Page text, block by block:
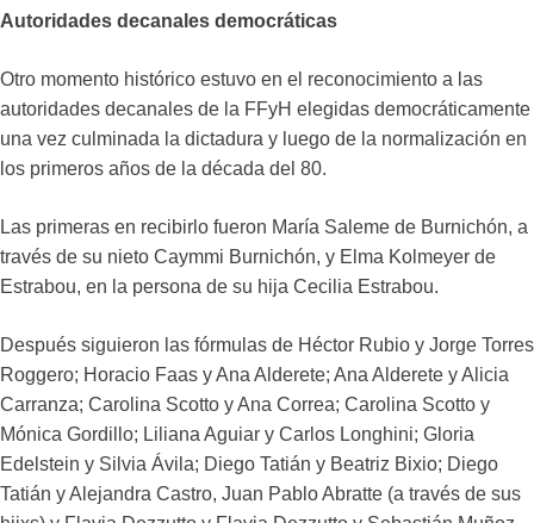
Autoridades decanales democráticas
Otro momento histórico estuvo en el reconocimiento a las
autoridades decanales de la FFyH elegidas democráticamente
una vez culminada la dictadura y luego de la normalización en
los primeros años de la década del 80.
Las primeras en recibirlo fueron María Saleme de Burnichón, a
través de su nieto Caymmi Burnichón, y Elma Kolmeyer de
Estrabou, en la persona de su hija Cecilia Estrabou.
Después siguieron las fórmulas de Héctor Rubio y Jorge Torres
Roggero; Horacio Faas y Ana Alderete; Ana Alderete y Alicia
Carranza; Carolina Scotto y Ana Correa; Carolina Scotto y
Mónica Gordillo; Liliana Aguiar y Carlos Longhini; Gloria
Edelstein y Silvia Ávila; Diego Tatián y Beatriz Bixio; Diego
Tatián y Alejandra Castro, Juan Pablo Abratte (a través de sus